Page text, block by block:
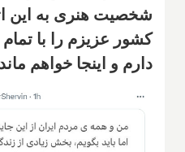
شخصیت هنری به این
کشور عزیزم را با
دارم و اینجا خواهم